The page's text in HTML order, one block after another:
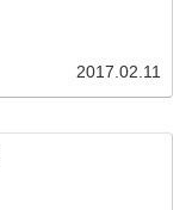
2017.02.11